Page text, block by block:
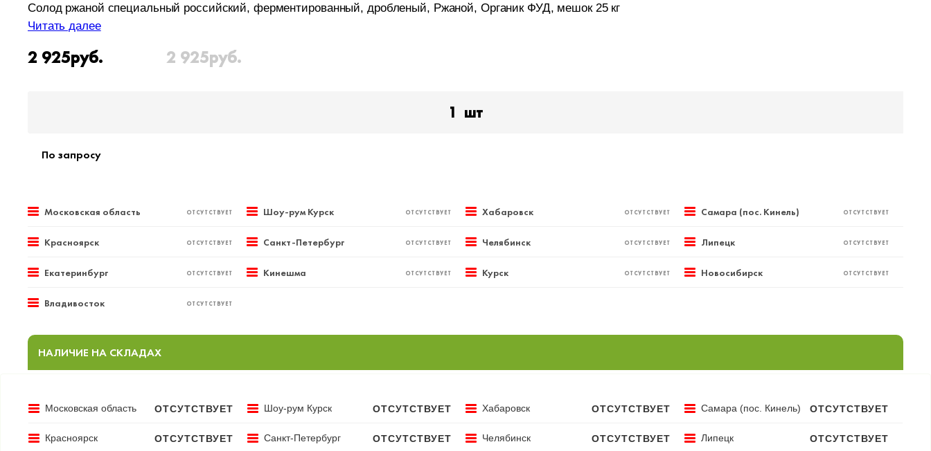
Солод ржаной специальный российский, ферментированный, дробленый, Ржаной, Органик ФУД, мешок 25 кг
Читать далее
2 925руб. 2 925руб.
1 шт
По запросу
Московская область ОТСУТСТВУЕТ Шоу-рум Курск ОТСУТСТВУЕТ Хабаровск ОТСУТСТВУЕТ Самара (пос. Кинель) ОТСУТСТВУЕТ
Красноярск ОТСУТСТВУЕТ Санкт-Петербург ОТСУТСТВУЕТ Челябинск ОТСУТСТВУЕТ Липецк ОТСУТСТВУЕТ
Екатеринбург ОТСУТСТВУЕТ Кинешма ОТСУТСТВУЕТ Курск ОТСУТСТВУЕТ Новосибирск ОТСУТСТВУЕТ
Владивосток ОТСУТСТВУЕТ
НАЛИЧИЕ НА СКЛАДАХ
Московская область ОТСУТСТВУЕТ Шоу-рум Курск ОТСУТСТВУЕТ Хабаровск ОТСУТСТВУЕТ Самара (пос. Кинель) ОТСУТСТВУЕТ
Красноярск ОТСУТСТВУЕТ Санкт-Петербург ОТСУТСТВУЕТ Челябинск ОТСУТСТВУЕТ Липецк ОТСУТСТВУЕТ